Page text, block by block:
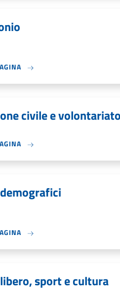
civile e volontariato
sport e cultura